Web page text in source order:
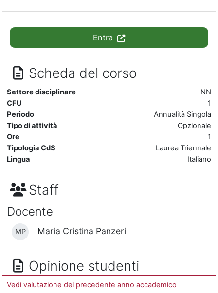
Entra
Scheda del corso
Settore disciplinare
NN
CFU
1
Periodo
Annualità Singola
Tipo di attività
Opzionale
Ore
1
Tipologia CdS
Laurea Triennale
Lingua
Italiano
Staff
Docente
MP Maria Cristina Panzeri
Opinione studenti
Vedi valutazione del precedente anno accademico